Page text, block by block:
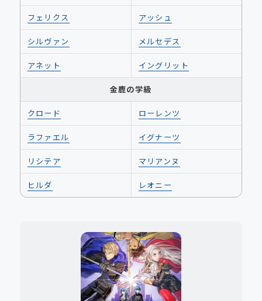
フェリクス アッシュ
シルヴァン メルセデス
アネット イングリット
金鹿の学級
クロード ローレンツ
ラファエル イグナーツ
リシテア マリアンヌ
ヒルダ レオニー